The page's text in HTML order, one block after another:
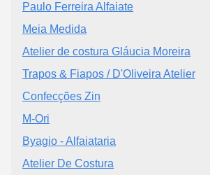
Paulo Ferreira Alfaiate
Meia Medida
Atelier de costura Gláucia Moreira
Trapos & Fiapos / D'Oliveira Atelier
Confecções Zin
M-Ori
Byagio - Alfaiataria
Atelier De Costura